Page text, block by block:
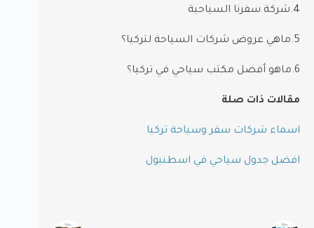
4.شركة سفرنا السياحية
5.ماهي عروض شركات السياحة لتركيا؟
6.ماهو أفضل مكتب سياحي في تركيا؟
مقالات ذات صلة
اسماء شركات سفر وسياحة تركيا
افضل جدول سياحي في اسطنبول